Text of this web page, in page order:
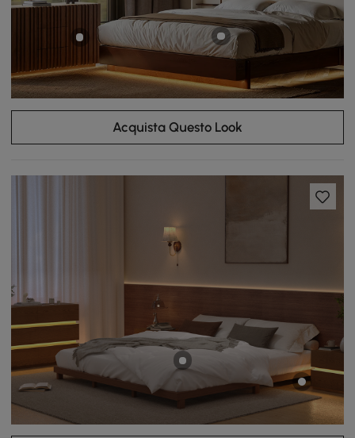
Acquista Questo Look